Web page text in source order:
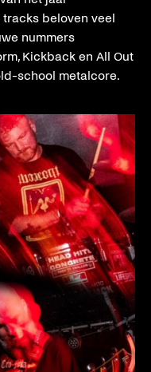
beloven veel
nummers
Kickback en All Out
school metalcore.